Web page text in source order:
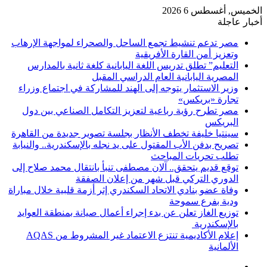
الخميس, أغسطس 6 2026
أخبار عاجلة
مصر تدعم تنشيط تجمع الساحل والصحراء لمواجهة الإرهاب
وتعزيز أمن القارة الأفريقية
التعليم” تطلق تدريس اللغة اليابانية كلغة ثانية بالمدارس
المصرية اليابانية العام الدراسي المقبل
وزير الاستثمار يتوجه إلى الهند للمشاركة في اجتماع وزراء
تجارة «بريكس»
مصر تطرح رؤية رباعية لتعزيز التكامل الصناعي بين دول
البريكس
سينتيا خليفة تخطف الأنظار بجلسة تصوير جديدة من القاهرة
تصريح بدفن الأب المقتول على يد نجله بالإسكندرية.. والنيابة
تطلب تحريات المباحث
توقع قديم يتحقق.. آلان مصطفى تنبأ بانتقال محمد صلاح إلى
الدوري التركي قبل شهر من إعلان الصفقة
وفاة عضو بنادي الاتحاد السكندري إثر أزمة قلبية خلال مباراة
ودية بفرع سموحة
توزيع الغاز تعلن عن بدء إجراء أعمال صيانة بمنطقة العوايد
بالإسكندرية
إعلام الأكاديمية تنتزع الاعتماد غير المشروط من AQAS
الألمانية